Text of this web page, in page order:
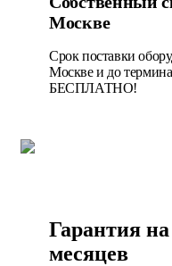
Москве
Срок поставки
Москве и до
БЕСПЛАТНО!
Гарантия
месяцев